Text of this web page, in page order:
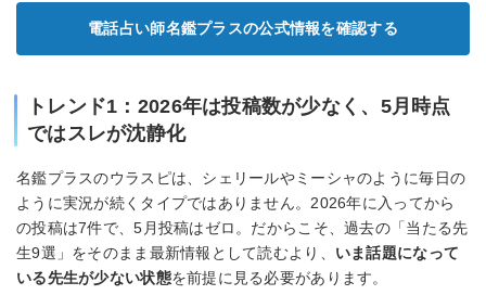
電話占い師名鑑プラスの公式情報を確認する
トレンド1：2026年は投稿数が少なく、5月時点
ではスレが沈静化
名鑑プラスのウラスピは、シェリールやミーシャのように毎日の
ように実況が続くタイプではありません。2026年に入ってから
の投稿は7件で、5月投稿はゼロ。だからこそ、過去の「当たる先
生9選」をそのまま最新情報として読むより、 いま話題になって
いる先生が少ない状態を前提に見る必要があります。